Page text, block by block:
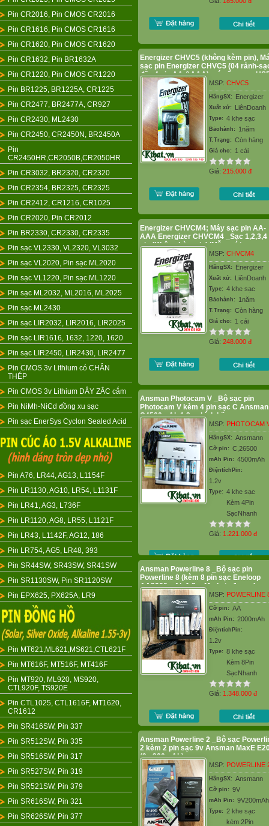
Pin CR2016, Pin CMOS CR2016
Pin CR1616, Pin CMOS CR1616
Pin CR1620, Pin CMOS CR1620
Pin CR1632, Pin BR1632A
Pin CR1220, Pin CMOS CR1220
Pin BR1225, BR1225A, CR1225
Pin CR2477, BR2477A, CR927
Pin CR2430, ML2430
Pin CR2450, CR2450N, BR2450A
Pin
CR2450HR,CR2050B,CR2050HR
Pin CR3032, BR2320, CR2320
Pin CR2354, BR2325, CR2325
Pin CR2412, CR1216, CR1025
Pin CR2020, Pin CR2012
Pin BR2330, CR2330, CR2335
Pin sạc VL2330, VL2320, VL3032
Pin sạc VL2020, Pin sạc ML2020
Pin sạc VL1220, Pin sạc ML1220
Pin sạc ML2032, ML2016, ML2025
Pin sạc ML2430
Pin sạc LIR2032, LIR2016, LIR2025
Pin sạc LIR1616, 1632, 1220, 1620
Pin sạc LIR2450, LIR2430, LIR2477
Pin CMOS 3v Lithium có CHÂN
THÉP
Pin CMOS 3v Lithium DÂY ZẮC cắm
Pin NiMh-NiCd đồng xu sạc
Pin sạc EnerSys Cyclon Sealed Acid
Pin A76, LR44, AG13, L1154F
Pin LR1130, AG10, LR54, L1131F
Pin LR41, AG3, L736F
Pin LR1120, AG8, LR55, L1121F
Pin LR43, L1142F, AG12, 186
Pin LR754, AG5, LR48, 393
Pin SR44SW, SR43SW, SR41SW
Pin SR1130SW, Pin SR1120SW
Pin EPX625, PX625A, LR9
Pin MT621,ML621,MS621,CTL621F
Pin MT616F, MT516F, MT416F
Pin MT920, ML920, MS920,
CTL920F, TS920E
Pin CTL1025, CTL1616F, MT1620,
CR1612
Pin SR416SW, Pin 337
Pin SR512SW, Pin 335
Pin SR516SW, Pin 317
Pin SR527SW, Pin 319
Pin SR521SW, Pin 379
Pin SR616SW, Pin 321
Pin SR626SW, Pin 377
Energizer CHVC5 (không kèm pin),
sạc pin Energizer CHVC5 (04 rảnh-
đến 4 pin AA &AAA), có cổng sạc
MSP: CHVC5
HãngSX: Energizer
Xuất xứ: LiênDoanh
Type: 4 khe sạc
Bảohành: 1năm
T.Trạng: Còn hàng
Giá cho: 1 cái
Giá: 215.000 đ
Energizer CHVCM4; Máy sạc pin AA-
AAA Energizer CHVCM4 _Sạc 1,2,3,4
pin (Không kèm pin) |Mẫu mới
MSP: CHVCM4
HãngSX: Energizer
Xuất xứ: LiênDoanh
Type: 4 khe sạc
Bảohành: 1năm
T.Trạng: Còn hàng
Giá cho: 1 cái
Giá: 248.000 đ
Ansman Photocam V _Bộ sạc pin
Photocam V kèm 4 pin sạc C Ansman
C4500mAh 1.2v chính hãng
MSP: PHOTOCAM
HãngSX: Ansmann
Cỡ pin: C,26500
mAh Pin: 4500mAh
ĐiệntíchPin:
1.2v
Type: 4 khe sạc
Kèm 4Pin
SạcNhanh
Giá: 1.221.000 đ
Ansman Powerline 8 _Bộ sạc pin
Powerline 8 (kèm 8 pin sạc Eneloop
AA2000mAh 1.2v_Made in Japan)
MSP: POWERLINE
Cỡ pin: AA
mAh Pin: 2000mAh
ĐiệntíchPin:
1.2v
Type: 8 khe sạc
Kèm 8Pin
SạcNhanh
Giá: 1.348.000 đ
Ansman Powerline 2 _Bộ sạc
2 kèm 2 pin sạc 9v Ansman MaxE
(9v 200mAh)
MSP: POWERLINE
HãngSX: Ansmann
Cỡ pin: 9V
mAh Pin: 9V200mAh
Type: 2 khe sạc
kèm 2Pin